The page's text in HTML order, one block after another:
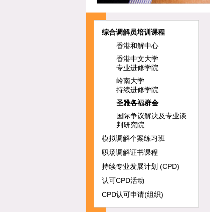
综合调解员培训课程
香港和解中心
香港中文大学
专业进修学院
岭南大学
持续进修学院
圣雅各福群会
国际争议解决及专业谈
判研究院
模拟调解个案练习班
职场调解证书课程
持续专业发展计划 (CPD)
认可CPD活动
CPD认可申请(组织)